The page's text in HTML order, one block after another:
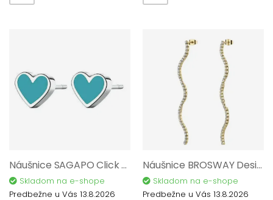
Náušnice SAGAPO Click SCK81
Skladom na e-shope
Predbežne u Vás 13.8.2026
Náušnice BROSWAY Desideri BEIE034
Skladom na e-shope
Predbežne u Vás 13.8.2026